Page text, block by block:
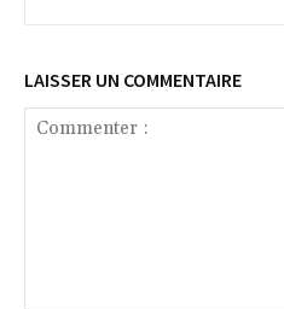
LAISSER UN COMMENTAIRE